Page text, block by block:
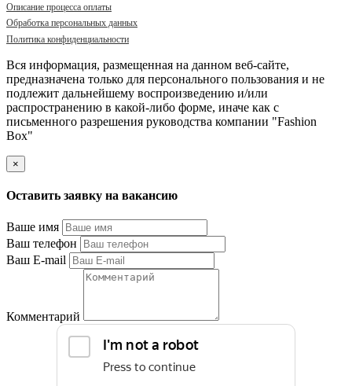
Описание процесса оплаты
Обработка персональных данных
Политика конфиденциальности
Вся информация, размещенная на данном веб-сайте,
предназначена только для персонального пользования и не
подлежит дальнейшему воспроизведению и/или
распространению в какой-либо форме, иначе как с
письменного разрешения руководства компании "Fashion
Box"
×
Оставить заявку на вакансию
Ваше имя
Ваш телефон
Ваш E-mail
Комментарий